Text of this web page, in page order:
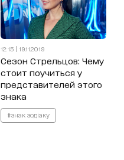
12:15 | 19.11.2019
Сезон Стрельцов: Чему
стоит поучиться у
представителей этого
знака
#знак зодіаку